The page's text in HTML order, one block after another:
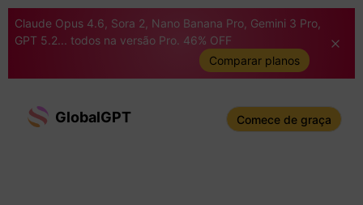
Claude Opus 4.6, Sora 2, Nano Banana Pro, Gemini 3 Pro,
GPT 5.2... todos na versão Pro. 46% OFF
Comparar planos
GlobalGPT Comece de graça